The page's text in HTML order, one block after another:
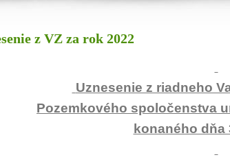
z VZ za rok 2022
Uznesenie z riadneho
Pozemkového spoločenstva
konaného dňa